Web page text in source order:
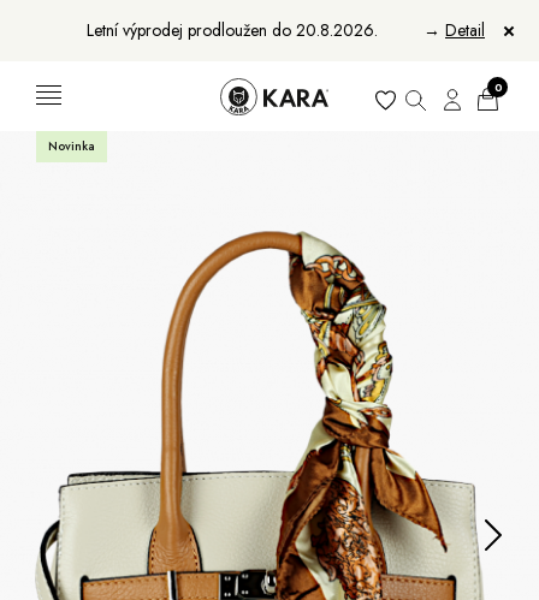
Letní výprodej prodloužen do 20.8.2026. → Detail
Manikúry
Aktovky, tašky a batohy
Peněženky
Manikúry
Kufry -21 % Prodejny Služby
Kara klub
0
Novinka